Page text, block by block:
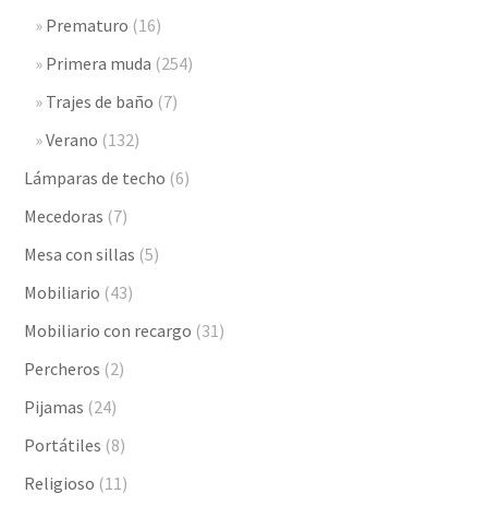
Prematuro (16)
Primera muda (254)
Trajes de baño (7)
Verano (132)
Lámparas de techo (6)
Mecedoras (7)
Mesa con sillas (5)
Mobiliario (43)
Mobiliario con recargo (31)
Percheros (2)
Pijamas (24)
Portátiles (8)
Religioso (11)